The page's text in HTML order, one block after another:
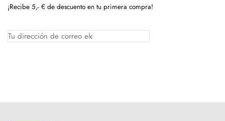
¡Recibe 5,- € de descuento en tu primera compra!